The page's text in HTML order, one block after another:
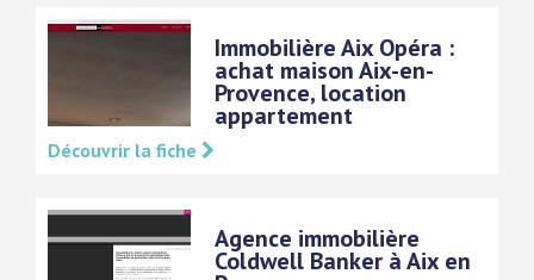
Immobilière Aix Opéra :
achat maison Aix-en-
Provence, location
appartement
Découvrir la fiche
Agence immobilière
Coldwell Banker à Aix en